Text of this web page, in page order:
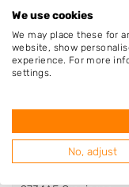
Van Dijk Tuinen
Lavendelweg 27
9731HR Groningen
We use cookies
We may place these for
website, show
experience. For more
settings.
No, adjust